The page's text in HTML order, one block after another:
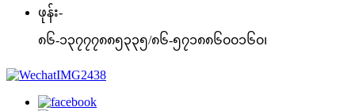
ဖုန်း-
၈၆-၁၃၇၇၇၈၈၅၃၃၅/၈၆-၅၇၁၈၈၆၀၀၁၆၀၊